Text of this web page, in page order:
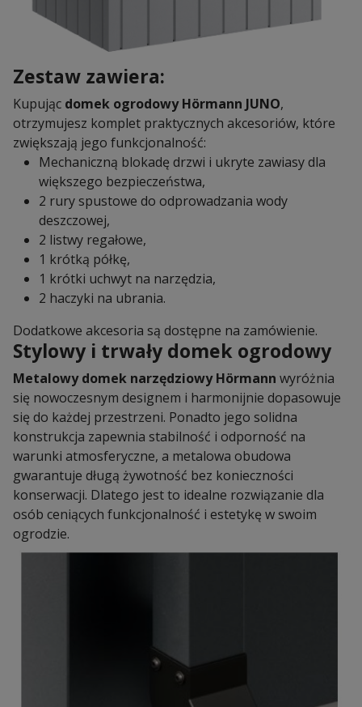
Zestaw zawiera:
Kupując domek ogrodowy Hörmann JUNO,
otrzymujesz komplet praktycznych akcesoriów, które
zwiększają jego funkcjonalność:
Mechaniczną blokadę drzwi i ukryte zawiasy dla
większego bezpieczeństwa,
2 rury spustowe do odprowadzania wody
deszczowej,
2 listwy regałowe,
1 krótką półkę,
1 krótki uchwyt na narzędzia,
2 haczyki na ubrania.
Dodatkowe akcesoria są dostępne na zamówienie.
Stylowy i trwały domek ogrodowy
Metalowy domek narzędziowy Hörmann wyróżnia
się nowoczesnym designem i harmonijnie dopasowuje
się do każdej przestrzeni. Ponadto jego solidna
konstrukcja zapewnia stabilność i odporność na
warunki atmosferyczne, a metalowa obudowa
gwarantuje długą żywotność bez konieczności
konserwacji. Dlatego jest to idealne rozwiązanie dla
osób ceniących funkcjonalność i estetykę w swoim
ogrodzie.